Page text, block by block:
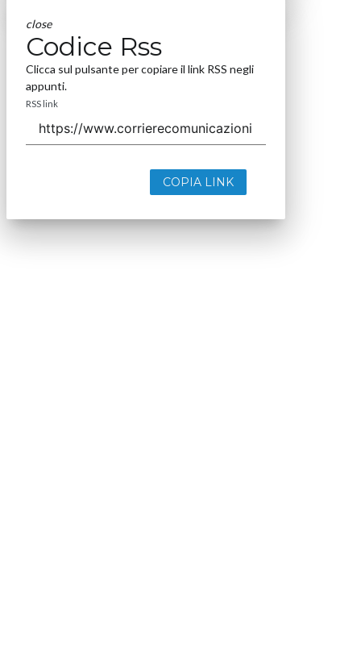
close
Codice Rss
Clicca sul pulsante per copiare il link RSS negli
appunti.
RSS link
COPIA LINK